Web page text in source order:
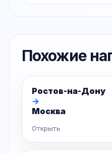
Похожие
Ростов-на-Дону
→
Москва
Открыть